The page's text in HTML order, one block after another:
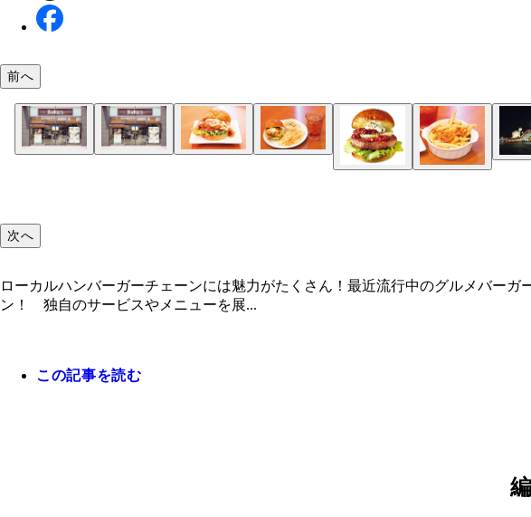
前へ
次へ
ローカルハンバーガーチェーンには魅力がたくさん！最近流行中のグルメバー
ン！ 独自のサービスやメニューを展...
この記事を読む